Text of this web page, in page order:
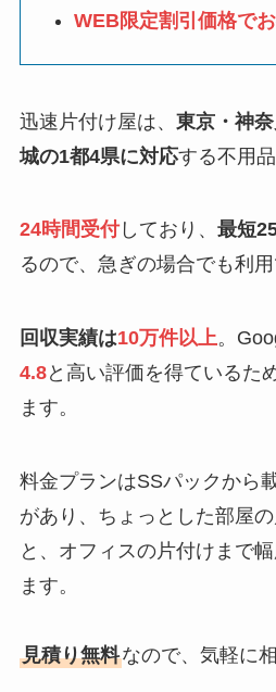
WEB限定割引価格で
迅速片付け屋は、 東京・神
城の1都4県に対応する不用
24時間受付しており、 最短
るので、急ぎの場合でも利用
回収実績は10万件以上。
4.8と高い評価を得ているた
ます。
料金プランはSSパックから
があり、ちょっとした部屋
と、オフィスの片付けまで
ます。
見積り無料なので、気軽に